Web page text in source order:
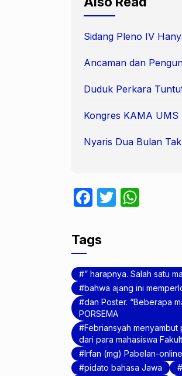
Sidang Pleno IV
Ancaman dan
Duduk Perkara
Kongres KAMA UMS
Nyaris Dua Bulan
F
c
e
b
o
o
k
T
A
p
p
Tags
” harapnya. Salah satu
bahwa ajang ini
dan Poster. “Beberapa
PORSEMA
Febriansyah
dari para mahasiswa
Irfan (mg) Pabelan-
pidato bahasa Jawa